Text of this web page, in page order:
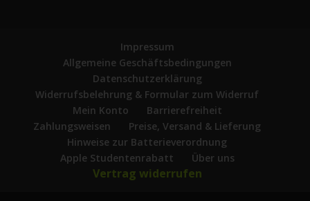
Impressum
Allgemeine Geschäftsbedingungen
Datenschutzerklärung
Widerrufsbelehrung & Formular zum Widerruf
Mein Konto
Barrierefreiheit
Zahlungsweisen
Preise, Versand & Lieferung
Hinweise zur Batterieverordnung
Apple Studentenrabatt
Über uns
Vertrag widerrufen